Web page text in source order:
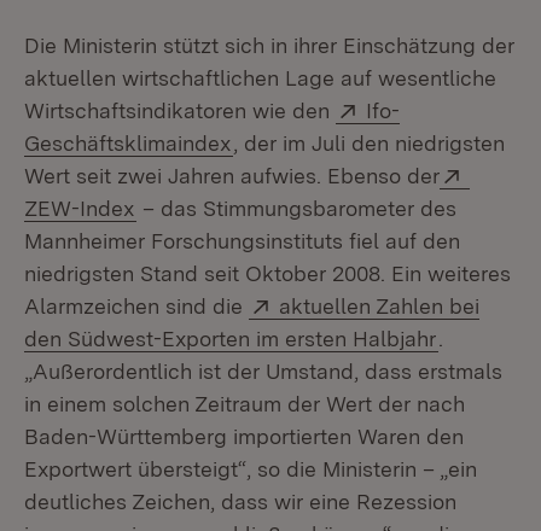
Die Ministerin stützt sich in ihrer Einschätzung der
aktuellen wirtschaftlichen Lage auf wesentliche
Wirtschaftsindikatoren wie den
Extern:
Ifo-
Geschäftsklimaindex (Öffnet in neuem Fenster)
, der im Juli den niedrigsten
Wert seit zwei Jahren aufwies. Ebenso der
ZEW-Index (Öffnet in neuem Fenster)
– das Stimmungsbarometer des
Mannheimer Forschungsinstituts fiel auf den
niedrigsten Stand seit Oktober 2008. Ein weiteres
Alarmzeichen sind die
Extern:
aktuellen Zahlen bei
den Südwest-Exporten im ersten Halbjahr
„Außerordentlich ist der Umstand, dass erstmals
in einem solchen Zeitraum der Wert der nach
Baden-Württemberg importierten Waren den
Exportwert übersteigt“, so die Ministerin – „ein
deutliches Zeichen, dass wir eine Rezession